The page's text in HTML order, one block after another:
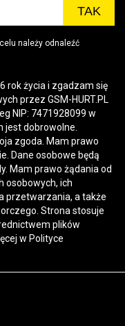
należy odnaleźć
rok życia i zgadzam się
przez GSM-HURT.PL
NIP: 7471928099 w
jest dobrowolne.
zgoda. Mam prawo
Dane osobowe będą
Mam prawo żądania od
osobowych, ich
przetwarzania, a także
Strona stosuje
plików
w Polityce